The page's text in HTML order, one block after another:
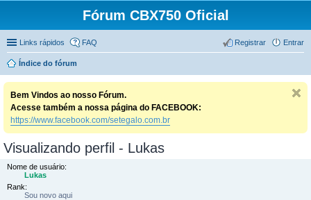
Fórum CBX750 Oficial
Links rápidos FAQ Entrar
Registrar
Índice do fórum
Bem Vindos ao nosso Fórum.
Acesse também a nossa página do FACEBOOK:
https://www.facebook.com/setegalo.com.br
Visualizando perfil - Lukas
Nome de usuário:
Lukas
Rank:
Sou novo aqui